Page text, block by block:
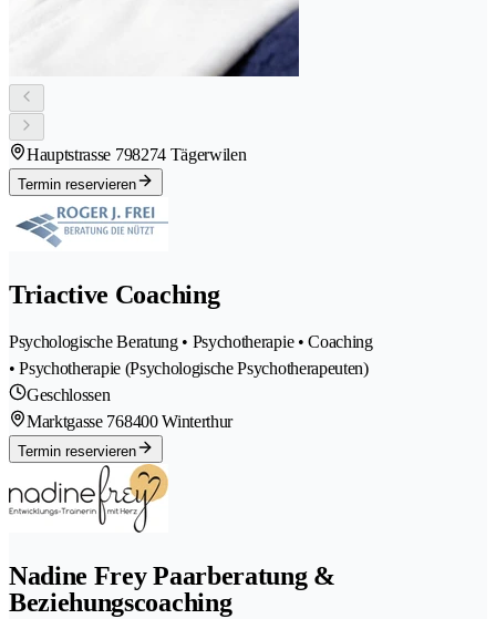
Hauptstrasse 798274 Tägerwilen
Termin reservieren
Triactive Coaching
Psychologische Beratung • Psychotherapie • Coaching
• Psychotherapie (Psychologische Psychotherapeuten)
Geschlossen
Marktgasse 768400 Winterthur
Termin reservieren
Nadine Frey Paarberatung &
Beziehungscoaching